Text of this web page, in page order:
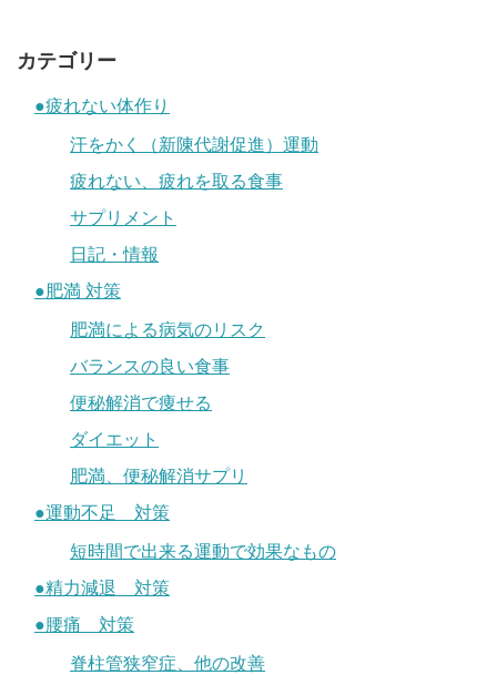
カテゴリー
●疲れない体作り
汗をかく（新陳代謝促進）運動
疲れない、疲れを取る食事
サプリメント
日記・情報
●肥満 対策
肥満による病気のリスク
バランスの良い食事
便秘解消で痩せる
ダイエット
肥満、便秘解消サプリ
●運動不足 対策
短時間で出来る運動で効果なもの
●精力減退 対策
●腰痛 対策
脊柱管狭窄症、他の改善